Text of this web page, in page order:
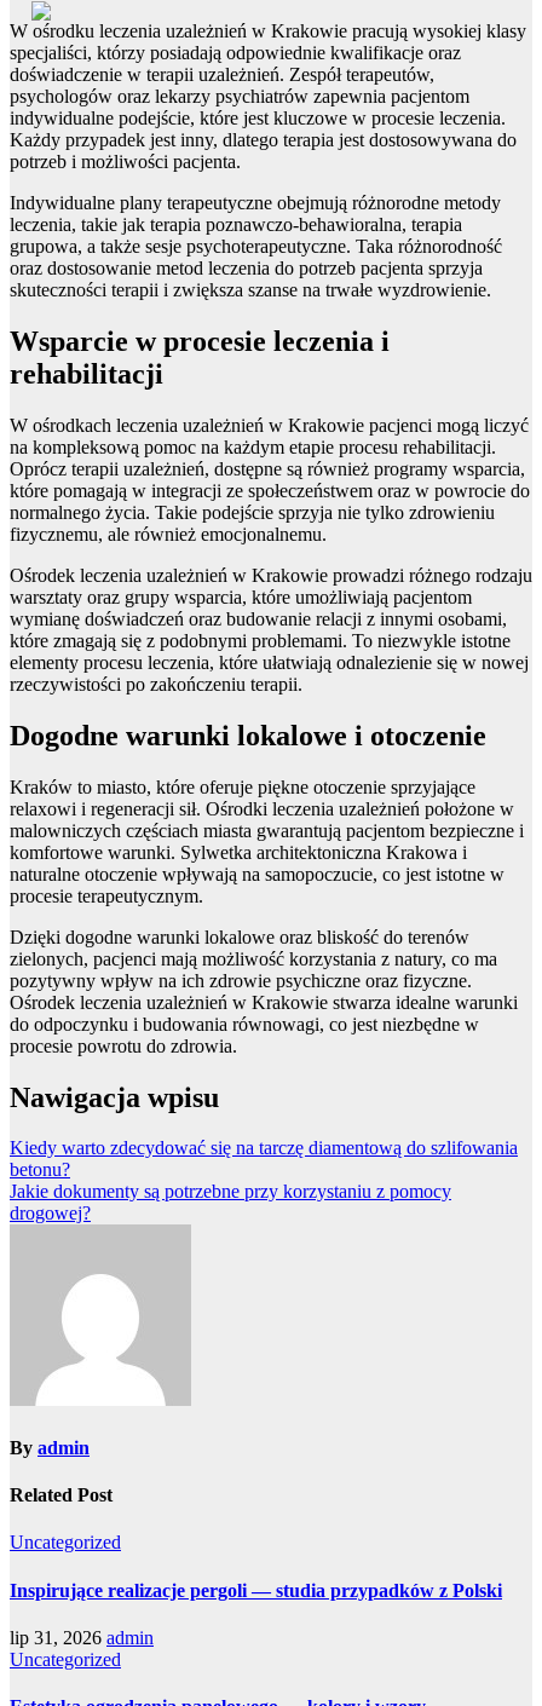
W ośrodku leczenia uzależnień w Krakowie pracują wysokiej klasy
specjaliści, którzy posiadają odpowiednie kwalifikacje oraz
doświadczenie w terapii uzależnień. Zespół terapeutów,
psychologów oraz lekarzy psychiatrów zapewnia pacjentom
indywidualne podejście, które jest kluczowe w procesie leczenia.
Każdy przypadek jest inny, dlatego terapia jest dostosowywana do
potrzeb i możliwości pacjenta.
Indywidualne plany terapeutyczne obejmują różnorodne metody
leczenia, takie jak terapia poznawczo-behawioralna, terapia
grupowa, a także sesje psychoterapeutyczne. Taka różnorodność
oraz dostosowanie metod leczenia do potrzeb pacjenta sprzyja
skuteczności terapii i zwiększa szanse na trwałe wyzdrowienie.
Wsparcie w procesie leczenia i
rehabilitacji
W ośrodkach leczenia uzależnień w Krakowie pacjenci mogą liczyć
na kompleksową pomoc na każdym etapie procesu rehabilitacji.
Oprócz terapii uzależnień, dostępne są również programy wsparcia,
które pomagają w integracji ze społeczeństwem oraz w powrocie do
normalnego życia. Takie podejście sprzyja nie tylko zdrowieniu
fizycznemu, ale również emocjonalnemu.
Ośrodek leczenia uzależnień w Krakowie prowadzi różnego rodzaju
warsztaty oraz grupy wsparcia, które umożliwiają pacjentom
wymianę doświadczeń oraz budowanie relacji z innymi osobami,
które zmagają się z podobnymi problemami. To niezwykle istotne
elementy procesu leczenia, które ułatwiają odnalezienie się w nowej
rzeczywistości po zakończeniu terapii.
Dogodne warunki lokalowe i otoczenie
Kraków to miasto, które oferuje piękne otoczenie sprzyjające
relaxowi i regeneracji sił. Ośrodki leczenia uzależnień położone w
malowniczych częściach miasta gwarantują pacjentom bezpieczne i
komfortowe warunki. Sylwetka architektoniczna Krakowa i
naturalne otoczenie wpływają na samopoczucie, co jest istotne w
procesie terapeutycznym.
Dzięki dogodne warunki lokalowe oraz bliskość do terenów
zielonych, pacjenci mają możliwość korzystania z natury, co ma
pozytywny wpływ na ich zdrowie psychiczne oraz fizyczne.
Ośrodek leczenia uzależnień w Krakowie stwarza idealne warunki
do odpoczynku i budowania równowagi, co jest niezbędne w
procesie powrotu do zdrowia.
Nawigacja wpisu
Kiedy warto zdecydować się na tarczę diamentową do szlifowania
betonu?
Jakie dokumenty są potrzebne przy korzystaniu z pomocy
drogowej?
By admin
Related Post
Uncategorized
Inspirujące realizacje pergoli — studia przypadków z Polski
lip 31, 2026 admin
Uncategorized